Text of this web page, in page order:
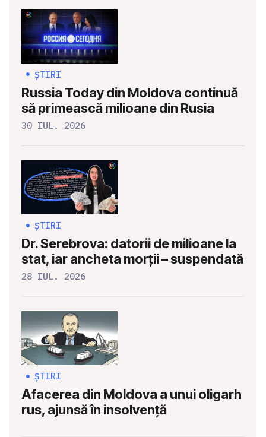
ȘTIRI
Russia Today din Moldova continuă
să primească milioane din Rusia
30 IUL. 2026
ȘTIRI
Dr. Serebrova: datorii de milioane la
stat, iar ancheta morții – suspendată
28 IUL. 2026
ȘTIRI
Afacerea din Moldova a unui oligarh
rus, ajunsă în insolvență